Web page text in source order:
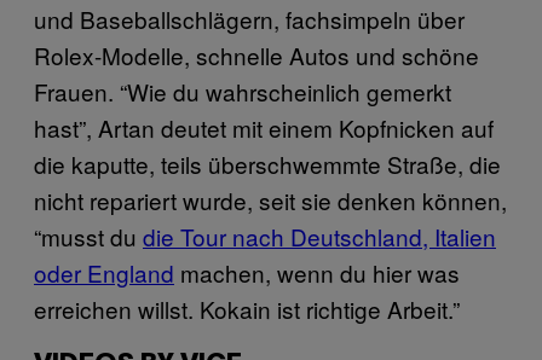
und Baseballschlägern, fachsimpeln über
Rolex-Modelle, schnelle Autos und schöne
Frauen. “Wie du wahrscheinlich gemerkt
hast”, Artan deutet mit einem Kopfnicken auf
die kaputte, teils überschwemmte Straße, die
nicht repariert wurde, seit sie denken können,
“musst du die Tour nach Deutschland, Italien
oder England machen, wenn du hier was
erreichen willst. Kokain ist richtige Arbeit.”